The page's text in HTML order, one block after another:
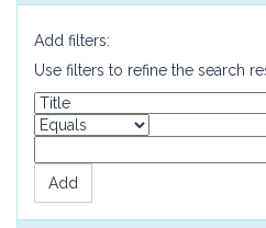
Add filters:
Use filters to refine the search